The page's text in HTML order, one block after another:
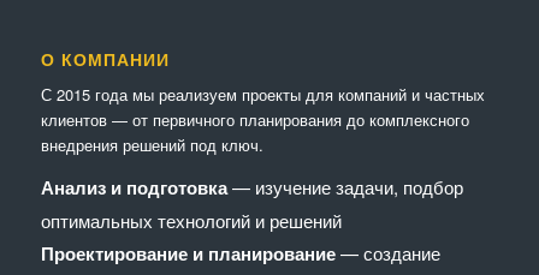
О КОМПАНИИ
С 2015 года мы реализуем проекты для компаний и частных
клиентов — от первичного планирования до комплексного
внедрения решений под ключ.
Анализ и подготовка— изучение задачи, подбор
оптимальных технологий и решений
Проектирование и планирование— создание